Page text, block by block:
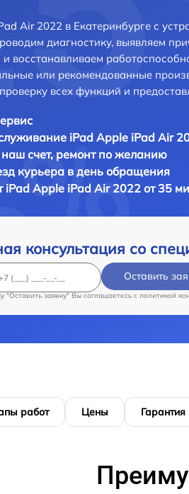
Air 2022 в Екатеринбурге с
диагностику, выявляем
восстанавливаем
или рекомендованные
всех функций и
iPad Apple iPad Air
счет, ремонт по желанию
курьера в день обращения
iPad Apple iPad Air 2022 от 35
консультация со
Оставить
"Оставить заявку" Вы соглашаетесь c политикой
работ Цены Гарантия